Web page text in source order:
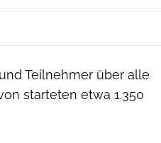
Teilnehmer über alle
starteten etwa 1.350